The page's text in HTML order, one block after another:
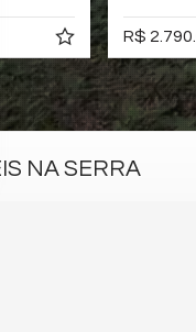
00
NA SERRA